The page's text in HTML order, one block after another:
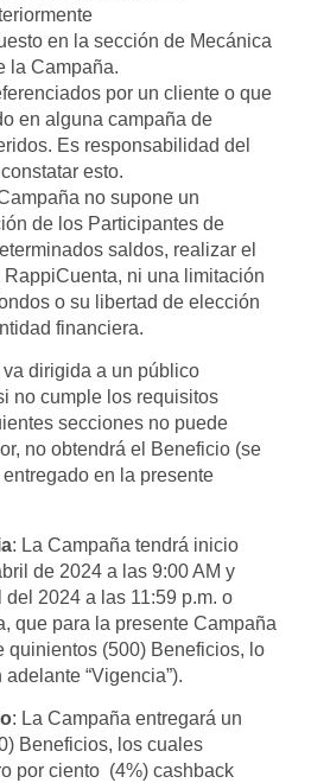
en la sección de Mecánica
la Campaña.
por un cliente o que
en alguna campaña de
Es responsabilidad del
esto.
no supone un
de los Participantes de
saldos, realizar el
ni una limitación
o su libertad de elección
financiera.
dirigida a un público
no cumple los requisitos
secciones no puede
no obtendrá el Beneficio (se
en la presente
: La Campaña tendrá inicio
de 2024 a las 9:00 AM y
2024 a las 11:59 p.m. o
que para la presente Campaña
quinientos (500) Beneficios, lo
“Vigencia”).
: La Campaña entregará un
Beneficios, los cuales
por ciento (4%) cashback